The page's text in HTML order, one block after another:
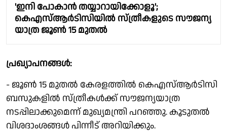
'ഇനി പോകാൻ തയ്യാറായിക്കോളൂ';
കെഎസ്ആർടിസിയിൽ സ്ത്രീകളുടെ സൗജന്യ
യാത്ര ജൂൺ 15 മുതൽ
പ്രഖ്യാപനങ്ങൾ:
- ജൂൺ 15 മുതൽ കേരളത്തിൽ കെഎസ്ആർടിസി
ബസുകളിൽ സ്ത്രീകൾക്ക് സൗജന്യയാത്ര
നടപ്പിലാക്കുമെന്ന് മുഖ്യമന്ത്രി പറഞ്ഞു. കൂടുതൽ
വിശദാംശങ്ങൾ പിന്നീട് അറിയിക്കും.